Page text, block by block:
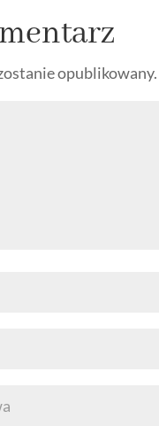
opublikowany.